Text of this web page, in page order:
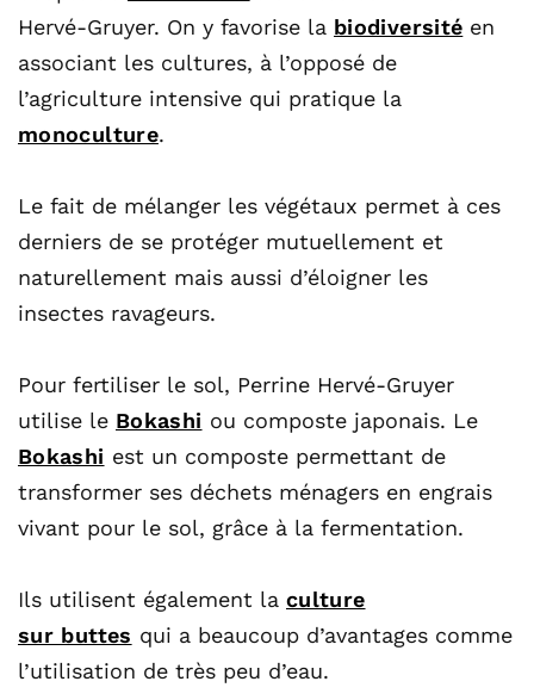
Hervé-Gruyer. On y favorise la biodiversité en
associant les cultures, à l’opposé de
l’agriculture intensive qui pratique la
monoculture.
Le fait de mélanger les végétaux permet à ces
derniers de se protéger mutuellement et
naturellement mais aussi d’éloigner les
insectes ravageurs.
Pour fertiliser le sol, Perrine Hervé-Gruyer
utilise le Bokashi ou composte japonais. Le
Bokashi est un composte permettant de
transformer ses déchets ménagers en engrais
vivant pour le sol, grâce à la fermentation.
Ils utilisent également la culture
sur buttes qui a beaucoup d’avantages comme
l’utilisation de très peu d’eau.